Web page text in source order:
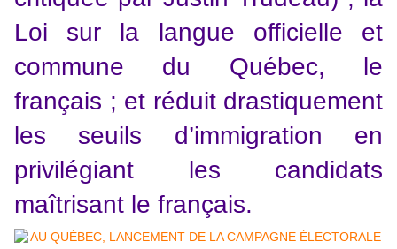
Loi sur la langue officielle et
commune du Québec, le
français ; et réduit drastiquement
les seuils d’immigration en
privilégiant les candidats
maîtrisant le français.